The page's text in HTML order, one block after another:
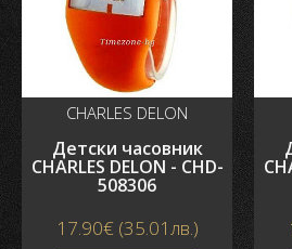
CHARLES DELON
Детски часовник
CHARLES DELON - CHD-
508306
17.90€ (35.01лв.)